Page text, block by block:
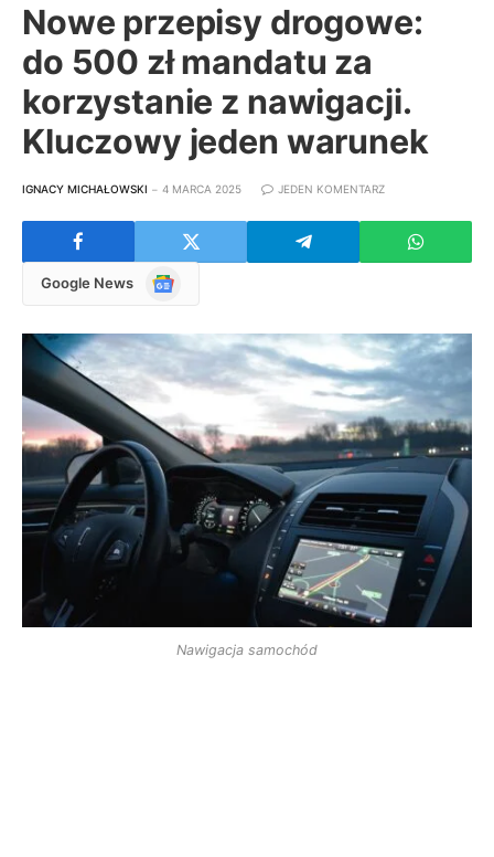
Nowe przepisy drogowe:
do 500 zł mandatu za
korzystanie z nawigacji.
Kluczowy jeden warunek
IGNACY MICHAŁOWSKI 4 MARCA 2025 JEDEN KOMENTARZ
Google News
Google
Nawigacja samochód